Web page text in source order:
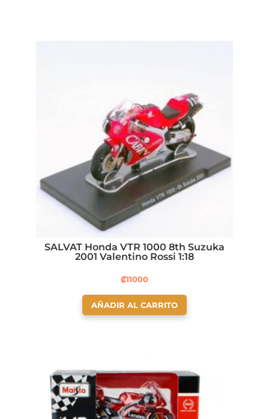
SALVAT Honda VTR 1000 8th Suzuka
2001 Valentino Rossi 1:18
₡11000
AÑADIR AL CARRITO